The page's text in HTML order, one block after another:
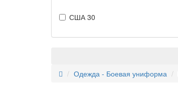
США 30
Одежда - Боевая униформа